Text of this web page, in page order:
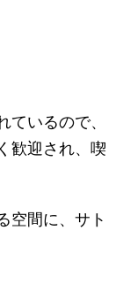
いるので、
歓迎され、喫
空間に、サト